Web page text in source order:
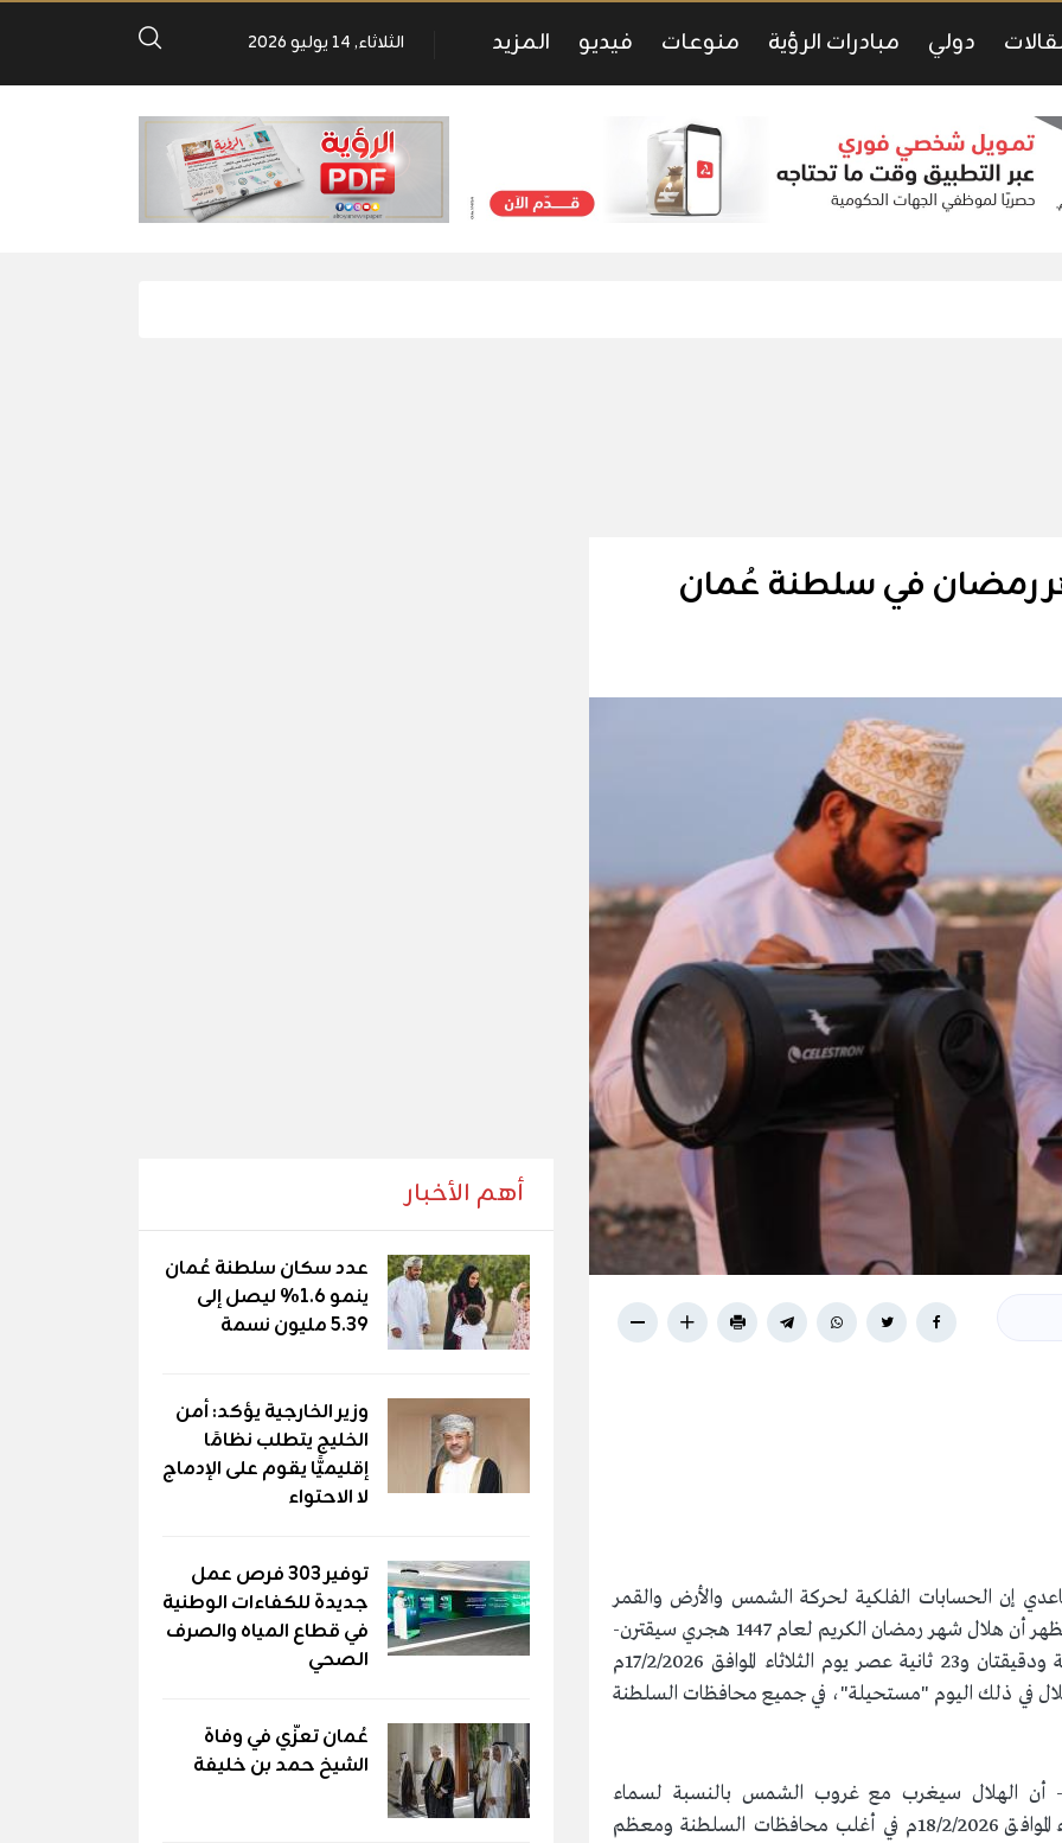
دولي مبادرات الرؤية منوعات فيديو المزيد الثلاثاء, 14 يوليو 2026
رمضان في سلطنة عُمان
إن الحسابات الفلكية لحركة الشمس والأرض والقمر
وتأثير الكواكب السيارة الأخرى على حركة القمر، تُظهر أن هلال شهر رمضان الكريم لعام 1447 هجري سيقترن-
بمشيئة الله تعالى- بالشمس عند الساعة الرابعة ودقيقتان و23 ثانية عصر يوم الثلاثاء الموافق 17/2/2026م
في ذلك اليوم "مستحيلة"، في جميع محافظات السلطنة
أن الهلال سيغرب مع غروب الشمس بالنسبة لسماء
السلطنة، بينما سيُشاهد في اليوم التالي الأربعاء الموافق 18/2/2026م في أغلب محافظات السلطنة ومعظم
أهم الأخبار
عدد سكان سلطنة عُمان
ينمو 1.6% ليصل إلى
5.39 مليون نسمة
وزير الخارجية يؤكد: أمن
الخليج يتطلب نظامًا
إقليميًّا يقوم على الإدماج
لا الاحتواء
توفير 303 فرص عمل
جديدة للكفاءات الوطنية
في قطاع المياه والصرف
الصحي
عُمان تعزّي في وفاة
الشيخ حمد بن خليفة